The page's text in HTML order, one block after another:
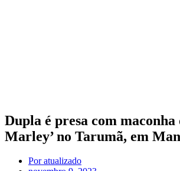
Dupla é presa com maconha
Marley’ no Tarumã, em
Poratualizado